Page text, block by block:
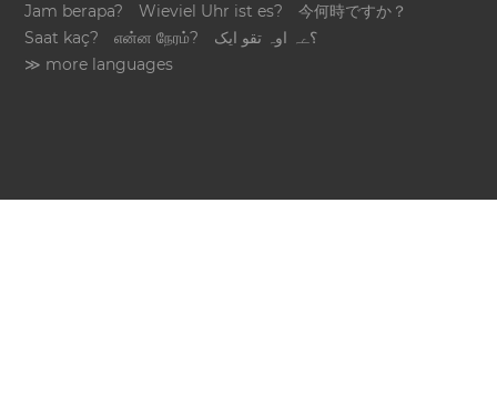
Jam berapa?
Wieviel Uhr ist es?
今何時ですか？
Saat kaç?
என்ன நேரம்?
؟ےہ اوہ تقو ایک
≫ more languages